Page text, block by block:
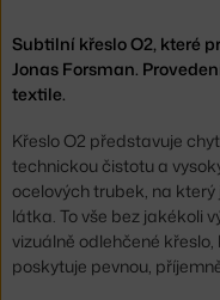
Subtilní křeslo O2, které
Jonas Forsman.
textile.
Křeslo O2 představuje
technickou čistotu a
ocelových trubek, na
látka. To vše bez jakékoli
vizuálně odlehčené
poskytuje pevnou,